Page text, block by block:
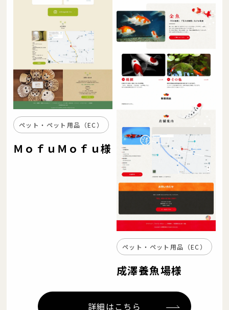
ペット・ペット用品（EC）
ＭｏｆｕＭｏｆｕ様
ペット・ペット用品（EC）
成澤養魚場様
詳細はこちら